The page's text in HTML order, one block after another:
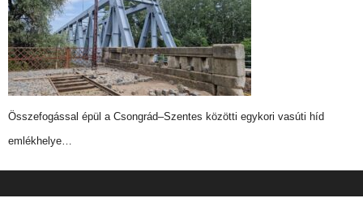
Összefogással épül a Csongrád–Szentes közötti egykori vasúti híd
emlékhelye…